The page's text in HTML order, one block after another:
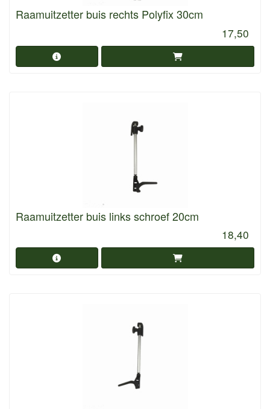
Raamuitzetter buis rechts Polyfix 30cm
17,50
Raamuitzetter buis links schroef 20cm
18,40